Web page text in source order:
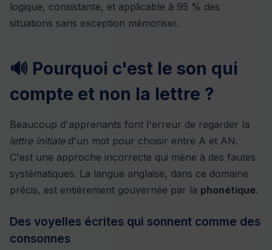
logique, consistante, et applicable à 95 % des
situations sans exception mémoriser.
🔊 Pourquoi c'est le son qui
compte et non la lettre ?
Beaucoup d'apprenants font l'erreur de regarder la
lettre initialed'un mot pour choisir entre A et AN.
C'est une approche incorrecte qui mène à des fautes
systématiques. La langue anglaise, dans ce domaine
précis, est entièrement gouvernée par la phonétique.
Des voyelles écrites qui sonnent comme des
consonnes